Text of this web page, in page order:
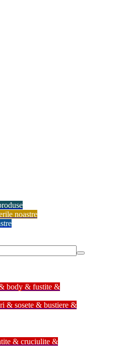
noastre
body & fustite &
& sosete & bustiere &
& cruciulite &